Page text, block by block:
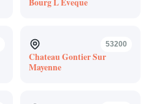
53200
Chateau Gontier Sur
Mayenne